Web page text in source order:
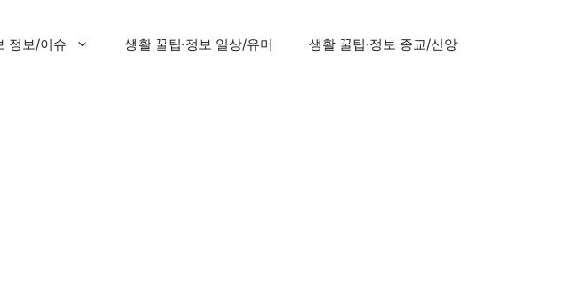
정보/이슈 생활 꿀팁·정보 일상/유머 생활 꿀팁·정보 종교/신앙